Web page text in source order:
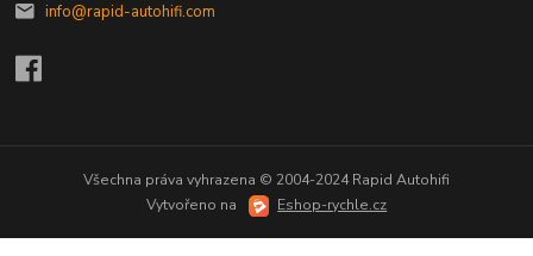
info@rapid-autohifi.com
Všechna práva vyhrazena © 2004-2024 Rapid Autohifi
Vytvořeno na
Eshop-rychle.cz